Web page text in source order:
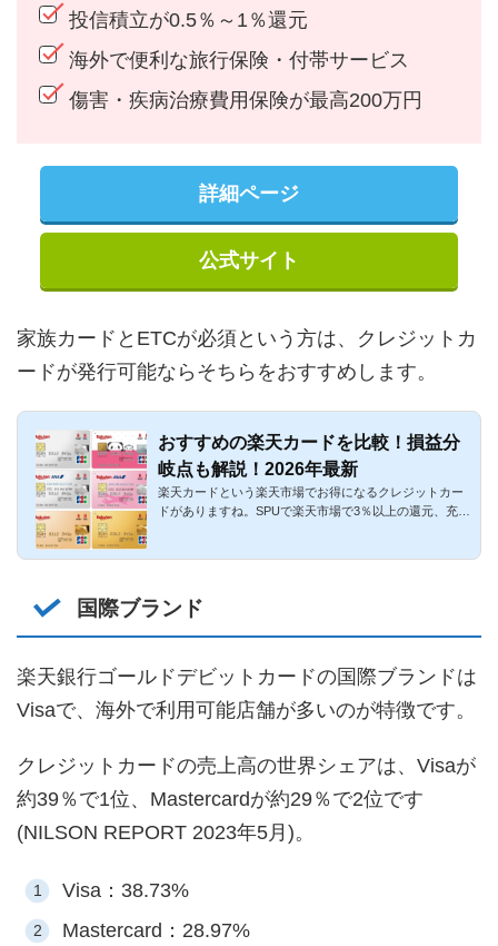
投信積立が0.5％～1％還元
海外で便利な旅行保険・付帯サービス
傷害・疾病治療費用保険が最高200万円
詳細ページ
公式サイト
家族カードとETCが必須という方は、クレジットカ
ードが発行可能ならそちらをおすすめします。
おすすめの楽天カードを比較！損益分
岐点も解説！2026年最新
楽天カードという楽天市場でお得になるクレジットカー
ドがありますね。SPUで楽天市場で3％以上の還元、充実
国際ブランド
楽天銀行ゴールドデビットカードの国際ブランドは
Visaで、海外で利用可能店舗が多いのが特徴です。
クレジットカードの売上高の世界シェアは、Visaが
約39％で1位、Mastercardが約29％で2位です
(NILSON REPORT 2023年5月)。
Visa：38.73%
Mastercard：28.97%